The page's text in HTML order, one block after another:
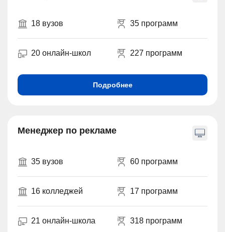
18 вузов 35 программ
20 онлайн-школ 227 программ
Подробнее
Менеджер по рекламе
35 вузов 60 программ
16 колледжей 17 программ
21 онлайн-школа 318 программ